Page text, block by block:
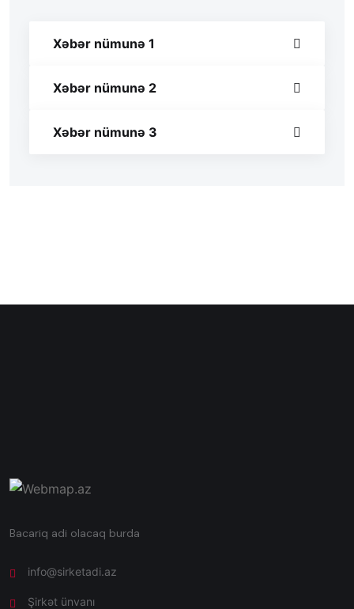
Xəbər nümunə 1
Xəbər nümunə 2
Xəbər nümunə 3
Bacariq adi olacaq burda
info@sirketadi.az
Şirkət ünvanı